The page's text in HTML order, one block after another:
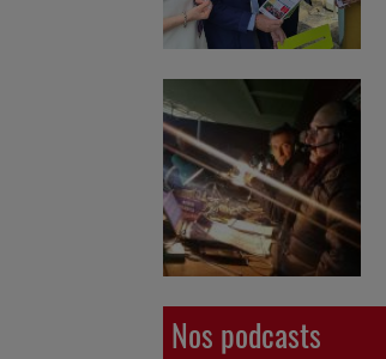
Nos podcasts